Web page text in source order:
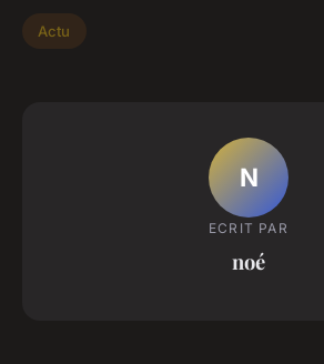
Actu
N
ECRIT PAR
noé